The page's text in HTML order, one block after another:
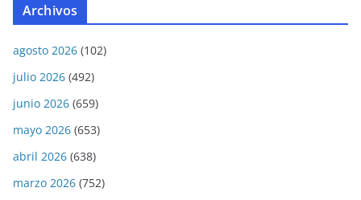
Archivos
agosto 2026 (102)
julio 2026 (492)
junio 2026 (659)
mayo 2026 (653)
abril 2026 (638)
marzo 2026 (752)